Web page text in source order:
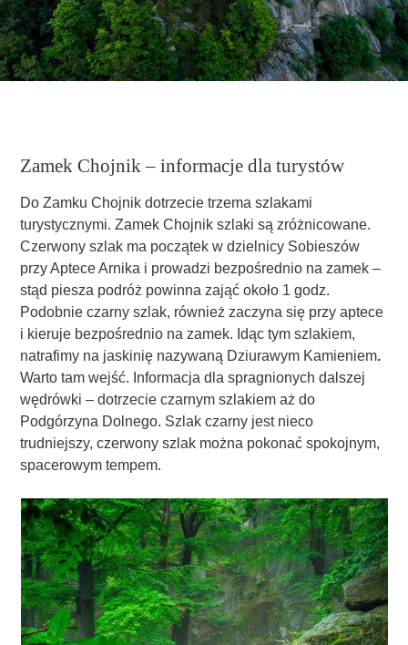
Zamek Chojnik – informacje dla turystów
Do Zamku Chojnik dotrzecie trzema szlakami
turystycznymi. Zamek Chojnik szlaki są zróżnicowane.
Czerwony szlak ma początek w dzielnicy Sobieszów
przy Aptece Arnika i prowadzi bezpośrednio na zamek –
stąd piesza podróż powinna zająć około 1 godz.
Podobnie czarny szlak, również zaczyna się przy aptece
i kieruje bezpośrednio na zamek. Idąc tym szlakiem,
natrafimy na jaskinię nazywaną Dziurawym Kamieniem.
Warto tam wejść. Informacja dla spragnionych dalszej
wędrówki – dotrzecie czarnym szlakiem aż do
Podgórzyna Dolnego. Szlak czarny jest nieco
trudniejszy, czerwony szlak można pokonać spokojnym,
spacerowym tempem.